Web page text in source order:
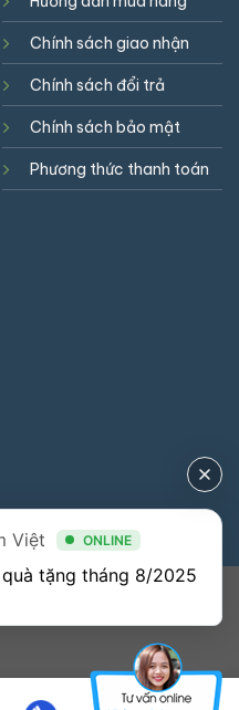
Chính sách giao nhận
Chính sách đổi trả
Chính sách bảo mật
Phương thức thanh toán
Việt ONLINE
tặng tháng 8/2025